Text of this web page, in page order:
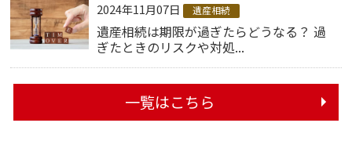
2024年11月07日 遺産相続
遺産相続は期限が過ぎたらどうなる？ 過
ぎたときのリスクや対処...
一覧はこちら